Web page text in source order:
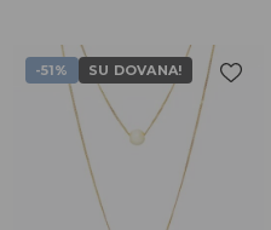
-51% SU DOVANA!
Pridėti į
patikusios